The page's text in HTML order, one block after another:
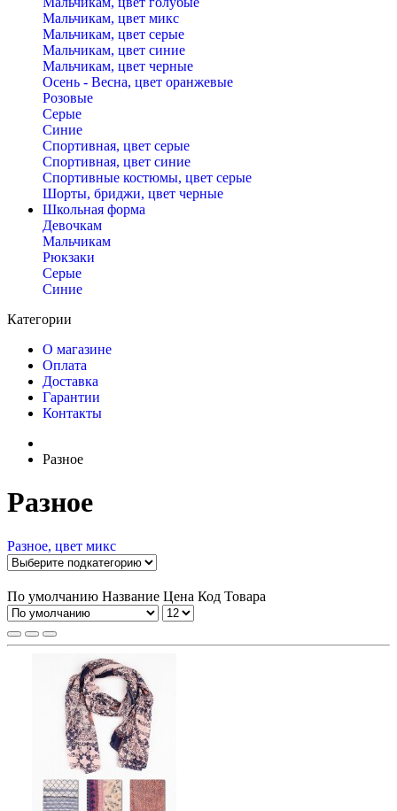
Мальчикам, цвет микс
Мальчикам, цвет серые
Мальчикам, цвет синие
Мальчикам, цвет черные
Осень - Весна, цвет оранжевые
Розовые
Серые
Синие
Спортивная, цвет серые
Спортивная, цвет синие
Спортивные костюмы, цвет серые
Шорты, бриджи, цвет черные
Школьная форма
Девочкам
Мальчикам
Рюкзаки
Серые
Синие
Категории
О магазине
Оплата
Доставка
Гарантии
Контакты
Разное
Разное
Разное, цвет микс
По умолчанию Название Цена Код Товара